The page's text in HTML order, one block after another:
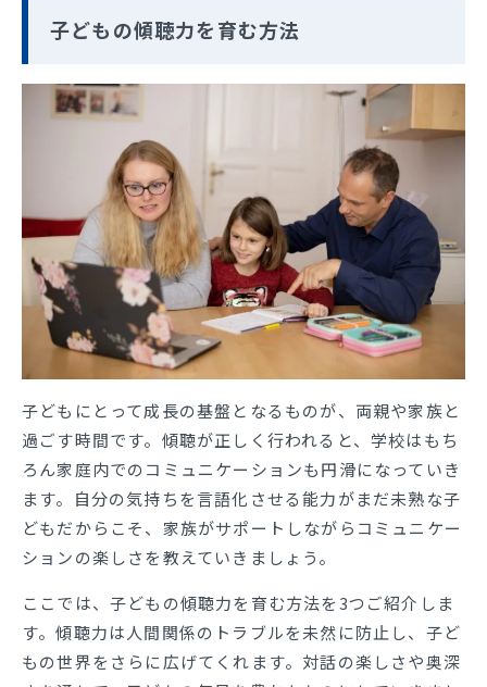
子どもの傾聴力を育む方法
子どもにとって成長の基盤となるものが、両親や家族と
過ごす時間です。傾聴が正しく行われると、学校はもち
ろん家庭内でのコミュニケーションも円滑になっていき
ます。自分の気持ちを言語化させる能力がまだ未熟な子
どもだからこそ、家族がサポートしながらコミュニケー
ションの楽しさを教えていきましょう。
ここでは、子どもの傾聴力を育む方法を3つご紹介しま
す。傾聴力は人間関係のトラブルを未然に防止し、子ど
もの世界をさらに広げてくれます。対話の楽しさや奥深